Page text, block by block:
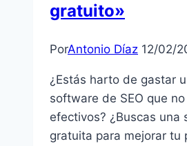
gratuito»
PorAntonio Díaz 12/02/
¿Estás harto de gastar
software de SEO que
efectivos? ¿Buscas una
gratuita para mejorar tu